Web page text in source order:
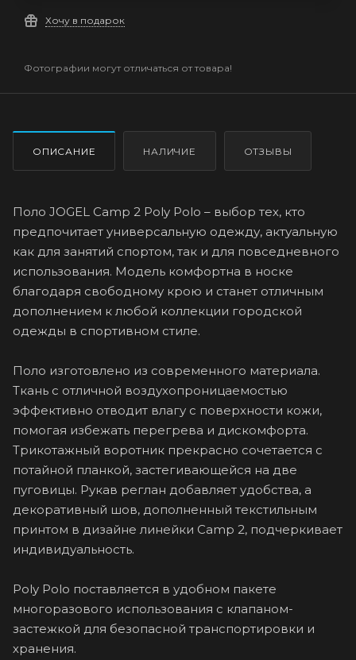
Хочу в подарок
Фотографии могут отличаться от товара!
ОПИСАНИЕ НАЛИЧИЕ ОТЗЫВЫ
Поло JOGEL Camp 2 Poly Polo – выбор тех, кто
предпочитает универсальную одежду, актуальную
как для занятий спортом, так и для повседневного
использования. Модель комфортна в носке
благодаря свободному крою и станет отличным
дополнением к любой коллекции городской
одежды в спортивном стиле.
Поло изготовлено из современного материала.
Ткань с отличной воздухопроницаемостью
эффективно отводит влагу с поверхности кожи,
помогая избежать перегрева и дискомфорта.
Трикотажный воротник прекрасно сочетается с
потайной планкой, застегивающейся на две
пуговицы. Рукав реглан добавляет удобства, а
декоративный шов, дополненный текстильным
принтом в дизайне линейки Camp 2, подчеркивает
индивидуальность.
Poly Polo поставляется в удобном пакете
многоразового использования с клапаном-
застежкой для безопасной транспортировки и
хранения.